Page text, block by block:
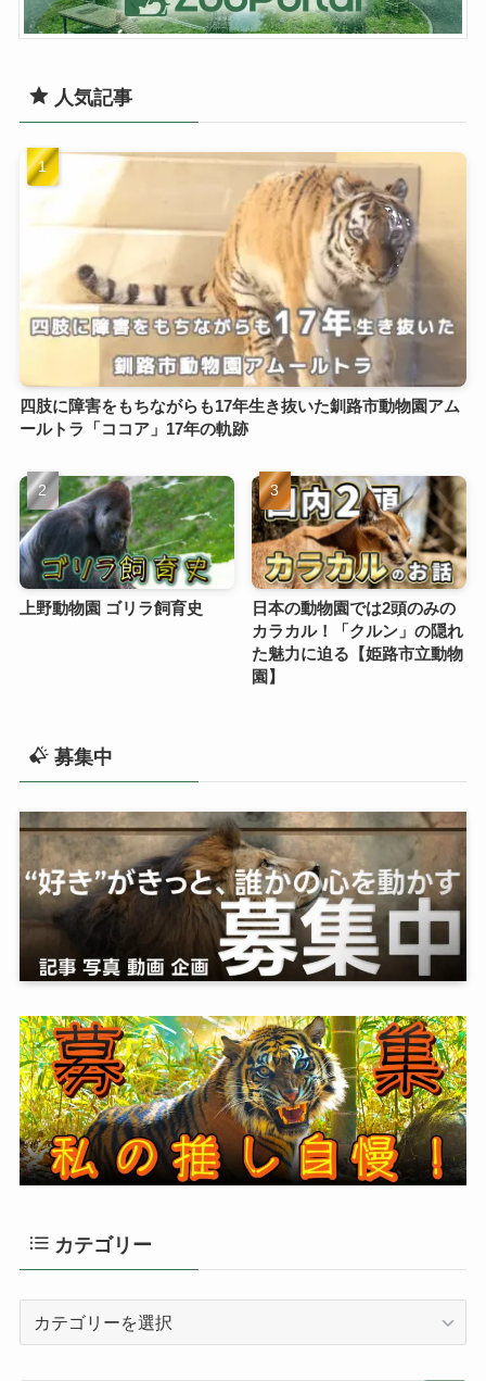
人気記事
四肢に障害をもちながらも17年生き抜いた釧路市動物園アム
ールトラ「ココア」17年の軌跡
上野動物園 ゴリラ飼育史
日本の動物園では2頭のみの
カラカル！「クルン」の隠れ
た魅力に迫る【姫路市立動物
園】
募集中
カテゴリー